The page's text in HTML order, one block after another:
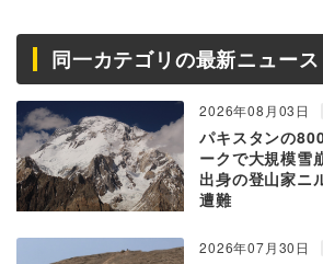
同一カテゴリの最新ニュース
2026年08月03日
パキスタンの
ークで大規模雪
出身の登山家ニ
遭難
2026年07月30日